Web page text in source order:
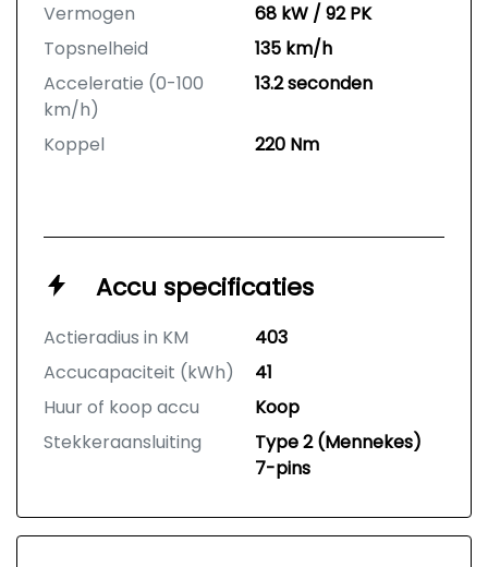
Vermogen
68 kW / 92 PK
Topsnelheid
135 km/h
Acceleratie (0-100
km/h)
13.2 seconden
Koppel 220 Nm
Accu specificaties
Actieradius in KM
403
Accucapaciteit (kWh)
41
Huur of koop accu
Koop
Stekkeraansluiting
Type 2 (Mennekes)
7-pins